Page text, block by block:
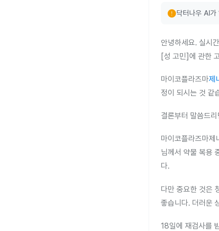
error닥터나우 AI
안녕하세요. 실시
[성 고민]에 관한
마이코플라즈마제
정이 되시는 것 같
결론부터 말씀드
마이코플라즈마제
님께서 약물 복용
다.
다만 중요한 것은
좋습니다. 더러운
18일에 재검사를